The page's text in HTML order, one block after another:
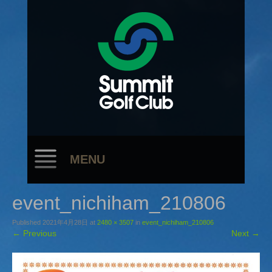
MENU
event_nichiham_210806
Published 2021年4月28日 at 2480 × 3507 in event_nichiham_210806
← Previous Next →